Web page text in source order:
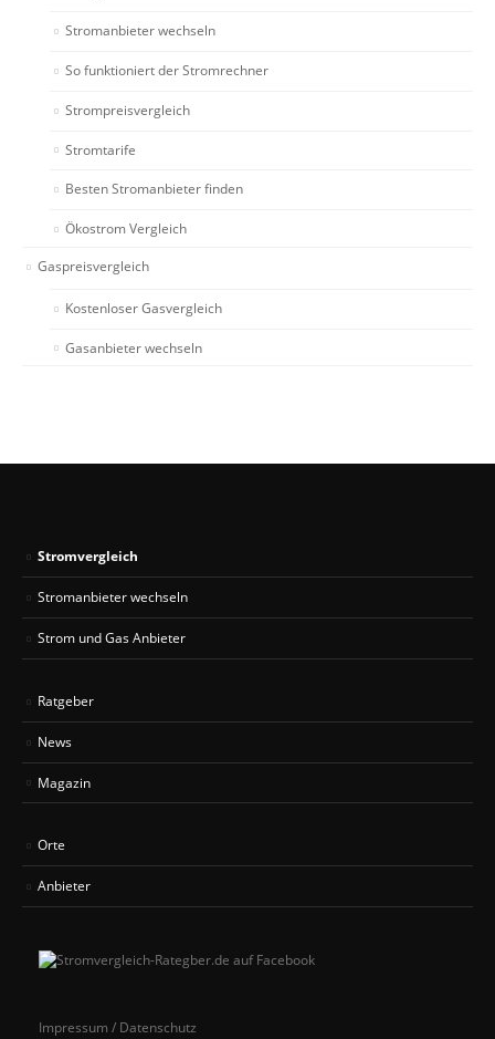
Stromanbieter wechseln
So funktioniert der Stromrechner
Strompreisvergleich
Stromtarife
Besten Stromanbieter finden
Ökostrom Vergleich
Gaspreisvergleich
Kostenloser Gasvergleich
Gasanbieter wechseln
Stromvergleich
Stromanbieter wechseln
Strom und Gas Anbieter
Ratgeber
News
Magazin
Orte
Anbieter
Impressum / Datenschutz